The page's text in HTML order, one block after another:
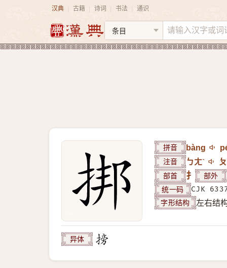
汉典 古籍 诗词 书法 通识
拼音 bàng
注音 ㄅㄤˋ
部首 扌 部外
统一码 CJK
字形结构 左右结
异体